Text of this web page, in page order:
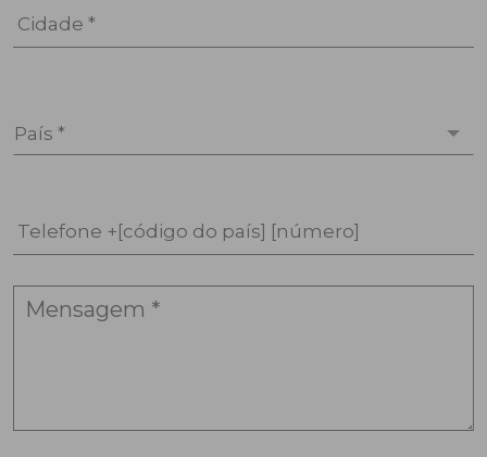
Cidade *
País *
Telefone +[código do país] [número]